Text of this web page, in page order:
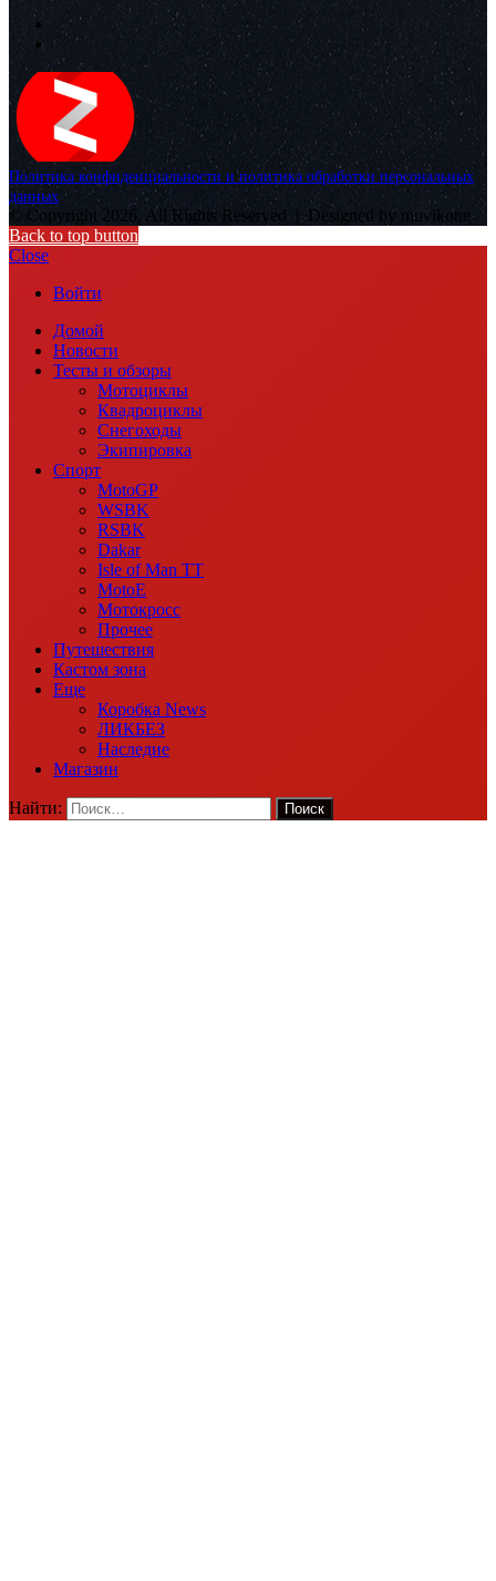
Политика конфиденциальности и политика обработки персональных
данных
© Copyright 2026, All Rights Reserved | Designed by muvikone
Back to top button
Close
Войти
Домой
Новости
Тесты и обзоры
Мотоциклы
Квадроциклы
Снегоходы
Экипировка
Спорт
MotoGP
WSBK
RSBK
Dakar
Isle of Man TT
MotoE
Мотокросс
Прочее
Путешествия
Кастом зона
Еще
Коробка News
ЛИКБЕЗ
Наследие
Магазин
Найти: